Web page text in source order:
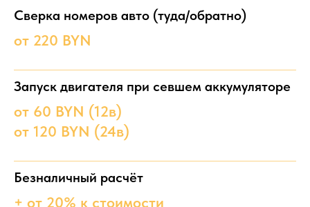
Сверка номеров авто (туда/обратно)
от 220 BYN
Запуск двигателя при севшем аккумуляторе
от 60 BYN (12в)
от 120 BYN (24в)
Безналичный расчёт
+ от 20% к стоимости